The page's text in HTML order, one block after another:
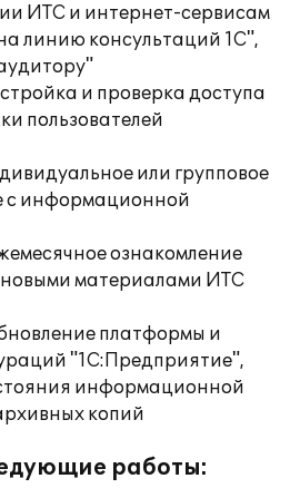
ИТС и интернет-сервисам
линию консультаций 1С",
и проверка доступа
пользователей
или групповое
с информационной
ознакомление
новыми материалами ИТС
платформы и
"1С:Предприятие",
информационной
копий
работы: